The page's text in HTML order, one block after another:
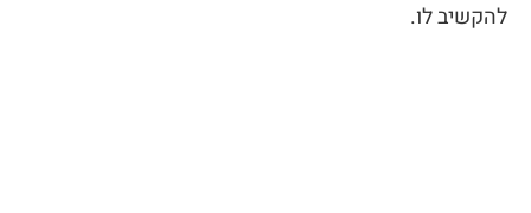
להקשיב לו.